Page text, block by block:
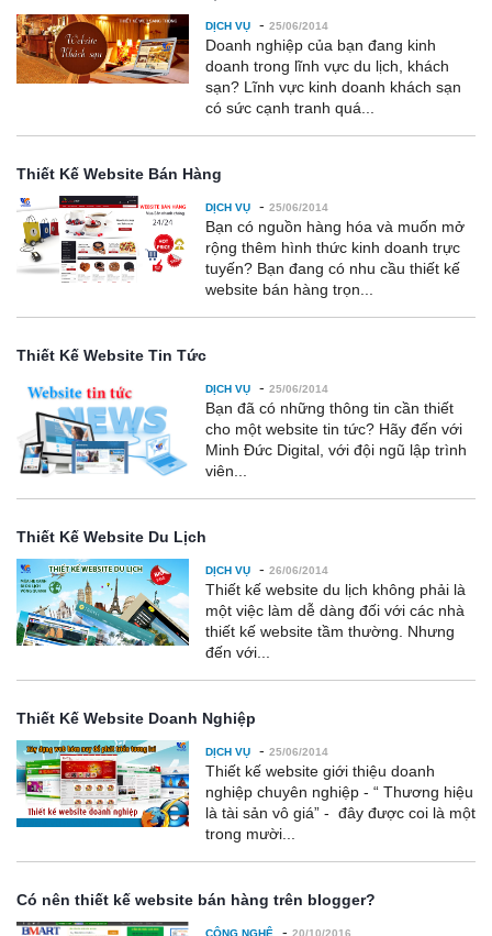
DỊCH VỤ - 25/06/2014
Doanh nghiệp của bạn đang kinh
doanh trong lĩnh vực du lịch, khách
sạn? Lĩnh vực kinh doanh khách sạn
có sức cạnh tranh quá...
Thiết Kế Website Bán Hàng
DỊCH VỤ - 25/06/2014
Bạn có nguồn hàng hóa và muốn mở
rộng thêm hình thức kinh doanh trực
tuyến? Bạn đang có nhu cầu thiết kế
website bán hàng trọn...
Thiết Kế Website Tin Tức
DỊCH VỤ - 25/06/2014
Bạn đã có những thông tin cần thiết
cho một website tin tức? Hãy đến với
Minh Đức Digital, với đội ngũ lập trình
viên...
Thiết Kế Website Du Lịch
DỊCH VỤ - 26/06/2014
Thiết kế website du lịch không phải là
một việc làm dễ dàng đối với các nhà
thiết kế website tầm thường. Nhưng
đến với...
Thiết Kế Website Doanh Nghiệp
DỊCH VỤ - 25/06/2014
Thiết kế website giới thiệu doanh
nghiệp chuyên nghiệp - “ Thương hiệu
là tài sản vô giá” - đây được coi là một
trong mười...
Có nên thiết kế website bán hàng trên blogger?
CÔNG NGHỆ - 20/10/2016